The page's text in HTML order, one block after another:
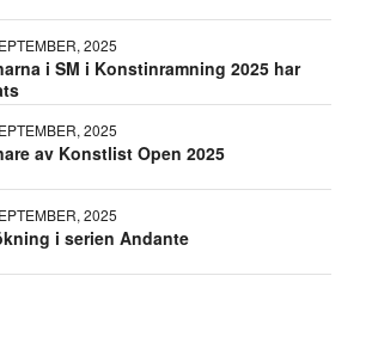
2025
i SM i Konstinramning 2025 har
2025
av Konstlist Open 2025
2025
i serien Andante